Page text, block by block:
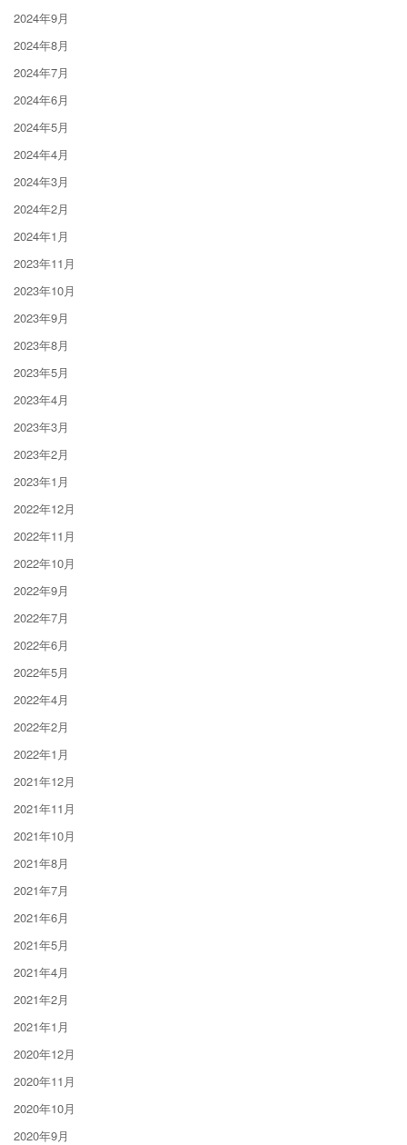
2024年9月
2024年8月
2024年7月
2024年6月
2024年5月
2024年4月
2024年3月
2024年2月
2024年1月
2023年11月
2023年10月
2023年9月
2023年8月
2023年5月
2023年4月
2023年3月
2023年2月
2023年1月
2022年12月
2022年11月
2022年10月
2022年9月
2022年7月
2022年6月
2022年5月
2022年4月
2022年2月
2022年1月
2021年12月
2021年11月
2021年10月
2021年8月
2021年7月
2021年6月
2021年5月
2021年4月
2021年2月
2021年1月
2020年12月
2020年11月
2020年10月
2020年9月